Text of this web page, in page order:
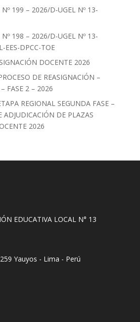
199 – 2026/D-UGEL Nº 13-
198 – 2026/D-UGEL Nº 13-
EES-DPCC-TOE
DOCENTE 2026
DE REASIGNACIÓN –
FASE 2 – 2026
REGIONAL SEGUNDA FASE –
ADJUDICACIÓN DE PLAZAS
2026
EDUCATIVA LOCAL N° 13
Yauyos - Lima - Perú